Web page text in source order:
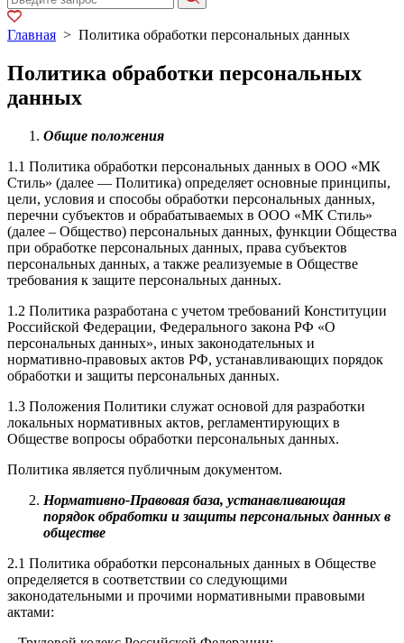
Главная > Политика обработки персональных данных
Политика обработки персональных
данных
Общие положения
1.1 Политика обработки персональных данных в ООО «МК
Стиль» (далее — Политика) определяет основные принципы,
цели, условия и способы обработки персональных данных,
перечни субъектов и обрабатываемых в ООО «МК Стиль»
(далее – Общество) персональных данных, функции Общества
при обработке персональных данных, права субъектов
персональных данных, а также реализуемые в Обществе
требования к защите персональных данных.
1.2 Политика разработана с учетом требований Конституции
Российской Федерации, Федерального закона РФ «О
персональных данных», иных законодательных и
нормативно-правовых актов РФ, устанавливающих порядок
обработки и защиты персональных данных.
1.3 Положения Политики служат основой для разработки
локальных нормативных актов, регламентирующих в
Обществе вопросы обработки персональных данных.
Политика является публичным документом.
Нормативно-Правовая база, устанавливающая
порядок обработки и защиты персональных данных в
обществе
2.1 Политика обработки персональных данных в Обществе
определяется в соответствии со следующими
законодательными и прочими нормативными правовыми
актами: